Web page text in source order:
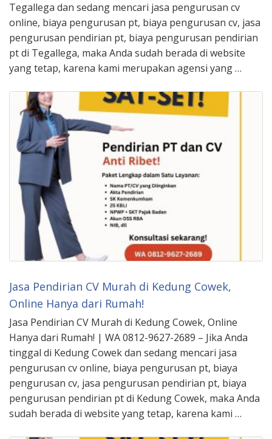
Tegallega dan sedang mencari jasa pengurusan cv
online, biaya pengurusan pt, biaya pengurusan cv, jasa
pengurusan pendirian pt, biaya pengurusan pendirian
pt di Tegallega, maka Anda sudah berada di website
yang tetap, karena kami merupakan agensi yang …
Jasa Pendirian CV Murah di Kedung Cowek,
Online Hanya dari Rumah!
Jasa Pendirian CV Murah di Kedung Cowek, Online
Hanya dari Rumah! | WA 0812-9627-2689 – Jika Anda
tinggal di Kedung Cowek dan sedang mencari jasa
pengurusan cv online, biaya pengurusan pt, biaya
pengurusan cv, jasa pengurusan pendirian pt, biaya
pengurusan pendirian pt di Kedung Cowek, maka Anda
sudah berada di website yang tetap, karena kami …